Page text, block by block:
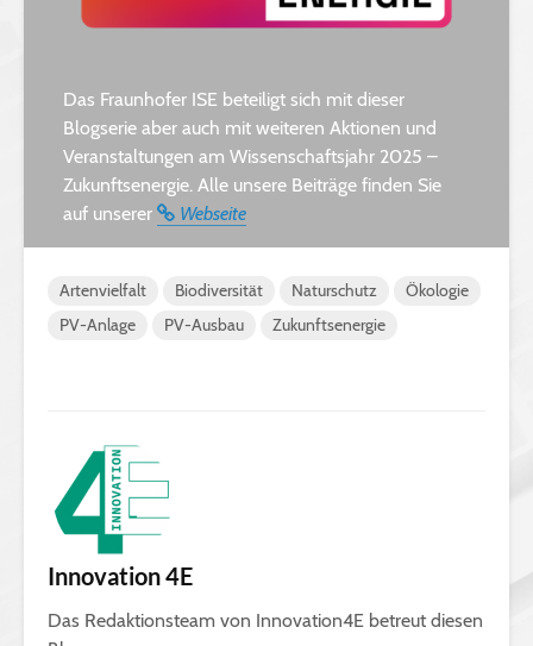
Das Fraunhofer ISE beteiligt sich mit dieser
Blogserie aber auch mit weiteren Aktionen und
Veranstaltungen am Wissenschaftsjahr 2025 –
Zukunftsenergie. Alle unsere Beiträge finden Sie
auf unserer
Webseite
Artenvielfalt Biodiversität Naturschutz
Ökologie
PV-Anlage
PV-Ausbau Zukunftsenergie
Innovation 4E
Das Redaktionsteam von Innovation4E betreut diesen